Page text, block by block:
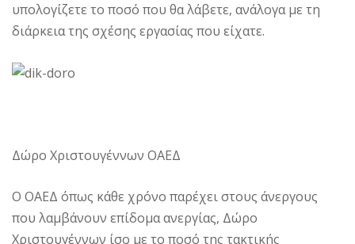
υπολογίζετε το ποσό που θα λάβετε, ανάλογα με τη
διάρκεια της σχέσης εργασίας που είχατε.
Δώρο Χριστουγέννων ΟΑΕΔ
Ο ΟΑΕΔ όπως κάθε χρόνο παρέχει στους άνεργους
που λαμβάνουν επίδομα ανεργίας, Δώρο
Χριστουγέννων ίσο με το ποσό της τακτικής